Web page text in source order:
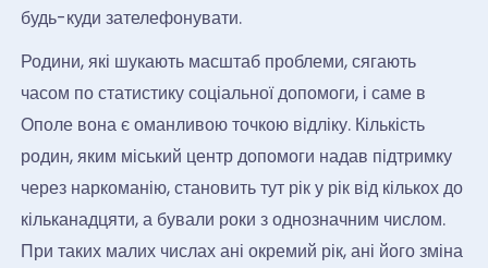
будь-куди зателефонувати.
Родини, які шукають масштаб проблеми, сягають
часом по статистику соціальної допомоги, і саме в
Ополе вона є оманливою точкою відліку. Кількість
родин, яким міський центр допомоги надав підтримку
через наркоманію, становить тут рік у рік від кількох до
кільканадцяти, а бували роки з однозначним числом.
При таких малих числах ані окремий рік, ані його зміна